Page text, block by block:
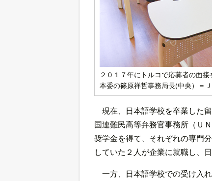
２０１７年にトルコで応募者の面
本委の篠原祥哲事務局長(中央）＝
現在、日本語学校を卒業した
国連難民高等弁務官事務所（Ｕ
奨学金を得て、それぞれの専門
していた２人が企業に就職し、
一方、日本語学校での受け入